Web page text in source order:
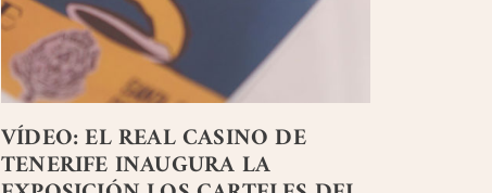
VÍDEO: EL REAL CASINO DE
TENERIFE INAUGURA LA